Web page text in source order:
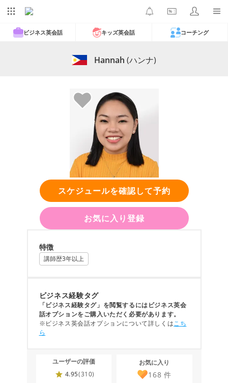
ビジネス英会話 キッズ英会話 コーチング
Hannah (ハンナ)
スケジュールを確認して予約
お気に入り登録
特徴
講師歴3年以上
ビジネス経験タグ
「ビジネス経験タグ」を閲覧するにはビジネス英会
話オプションをご購入いただく必要があります。
※ビジネス英会話オプションについて詳しくはこち
ら
ユーザーの評価
4.95(310)
お気に入り
168 件